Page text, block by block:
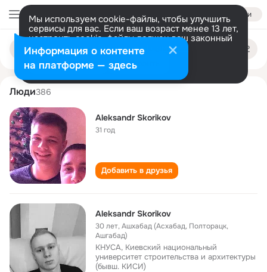
Войти
Мы используем cookie-файлы, чтобы улучшить
сервисы для вас. Если ваш возраст менее 13 лет,
настроить cookie-файлы должен ваш законный
представитель. Больше информации
Разрешить все Настроить
Поиск
людям
aleksandr skorikov
Люди386
Aleksandr Skorikov
31 год
Добавить в друзья
Aleksandr Skorikov
30 лет,Ашхабад (Асхабад, Полторацк,
Ашгабад)
КНУСА, Киевский национальный
университет строительства и архитектуры
(бывш. КИСИ)
Информация о контенте
на платформе — здесь